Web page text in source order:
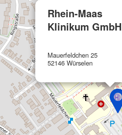
Rhein-Maas
Klinikum GmbH
Mauerfeldchen 25
52146 Würselen